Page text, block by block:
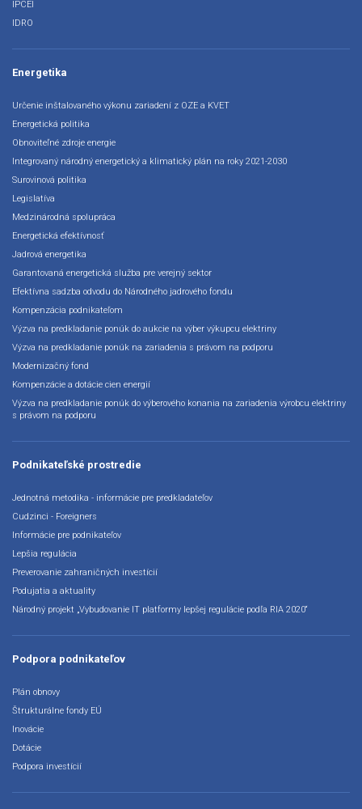
IPCEI
IDRO
Energetika
Určenie inštalovaného výkonu zariadení z OZE a KVET
Energetická politika
Obnoviteľné zdroje energie
Integrovaný národný energetický a klimatický plán na roky 2021-2030
Surovinová politika
Legislatíva
Medzinárodná spolupráca
Energetická efektívnosť
Jadrová energetika
Garantovaná energetická služba pre verejný sektor
Efektívna sadzba odvodu do Národného jadrového fondu
Kompenzácia podnikateľom
Výzva na predkladanie ponúk do aukcie na výber výkupcu elektriny
Výzva na predkladanie ponúk na zariadenia s právom na podporu
Modernizačný fond
Kompenzácie a dotácie cien energií
Výzva na predkladanie ponúk do výberového konania na zariadenia výrobcu elektriny
s právom na podporu
Podnikateľské prostredie
Jednotná metodika - informácie pre predkladateľov
Cudzinci - Foreigners
Informácie pre podnikateľov
Lepšia regulácia
Preverovanie zahraničných investícií
Podujatia a aktuality
Národný projekt „Vybudovanie IT platformy lepšej regulácie podľa RIA 2020“
Podpora podnikateľov
Plán obnovy
Štrukturálne fondy EÚ
Inovácie
Dotácie
Podpora investícií